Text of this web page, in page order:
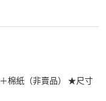
棉紙（非賣品） ★尺寸